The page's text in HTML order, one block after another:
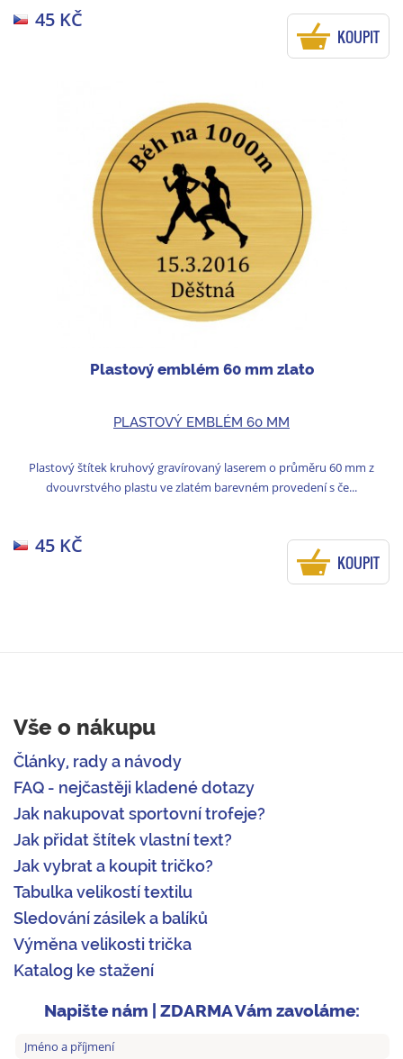
45 KČ
KOUPIT
Plastový emblém 60 mm zlato
PLASTOVÝ EMBLÉM 60 MM
Plastový štítek kruhový gravírovaný laserem o průměru 60 mm z
dvouvrstvého plastu ve zlatém barevném provedení s če...
45 KČ
KOUPIT
Vše o nákupu
Články, rady a návody
FAQ - nejčastěji kladené dotazy
Jak nakupovat sportovní trofeje?
Jak přidat štítek vlastní text?
Jak vybrat a koupit tričko?
Tabulka velikostí textilu
Sledování zásilek a balíků
Výměna velikosti trička
Katalog ke stažení
Napište nám | ZDARMA Vám zavoláme: